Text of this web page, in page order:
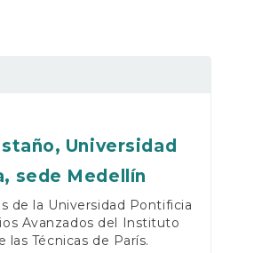
Universidad
sede Medellín
de la Universidad Pontificia
Avanzados del Instituto
las Técnicas de París.